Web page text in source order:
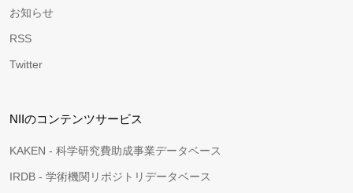
お知らせ
RSS
Twitter
NIIのコンテンツサービス
KAKEN - 科学研究費助成事業データベース
IRDB - 学術機関リポジトリデータベース